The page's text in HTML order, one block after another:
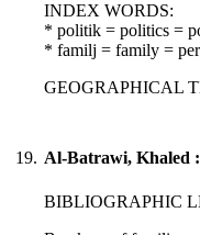
INDEX WORDS:
* politik = politics =
* familj = family =
GEOGRAPHICAL
19. Al-Batrawi, Khaled
BIBLIOGRAPHIC